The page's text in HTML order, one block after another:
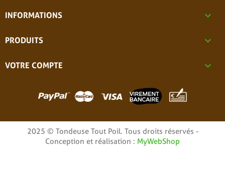
INFORMATIONS 
PRODUITS 
VOTRE COMPTE 
2025 © Tondeuse Tout Poil. Tous droits réservés -
Conception et réalisation : MyWebShop